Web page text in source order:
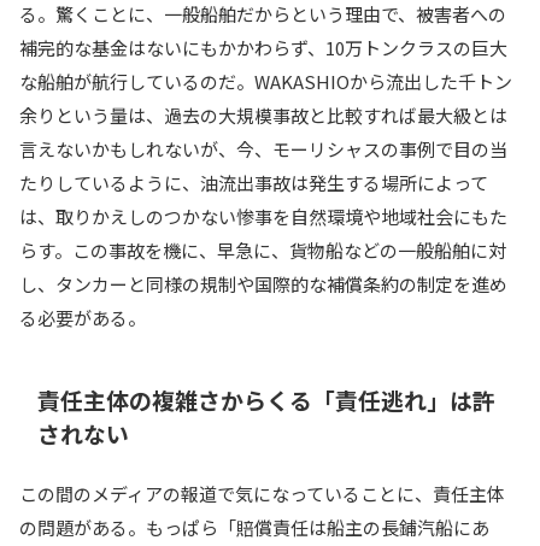
る。驚くことに、一般船舶だからという理由で、被害者への
補完的な基金はないにもかかわらず、10万トンクラスの巨大
な船舶が航行しているのだ。WAKASHIOから流出した千トン
余りという量は、過去の大規模事故と比較すれば最大級とは
言えないかもしれないが、今、モーリシャスの事例で目の当
たりしているように、油流出事故は発生する場所によって
は、取りかえしのつかない惨事を自然環境や地域社会にもた
らす。この事故を機に、早急に、貨物船などの一般船舶に対
し、タンカーと同様の規制や国際的な補償条約の制定を進め
る必要がある。
責任主体の複雑さからくる「責任逃れ」は許
されない
この間のメディアの報道で気になっていることに、責任主体
の問題がある。もっぱら「賠償責任は船主の長鋪汽船にあ